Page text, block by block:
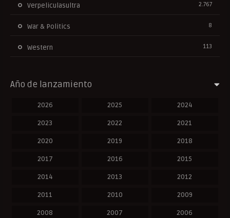
Verpeliculasultra 2.767
War & Politics 8
Western 113
Año de lanzamiento
2026 2025 2024
2023 2022 2021
2020 2019 2018
2017 2016 2015
2014 2013 2012
2011 2010 2009
2008 2007 2006